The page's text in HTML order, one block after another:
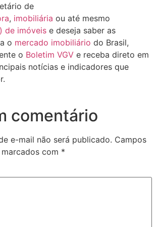
de
, imobiliária ou até mesmo
de imóveis e deseja saber as
o mercado imobiliário do Brasil,
o Boletim VGV e receba direto em
notícias e indicadores que
comentário
e-mail não será publicado. Campos
com *